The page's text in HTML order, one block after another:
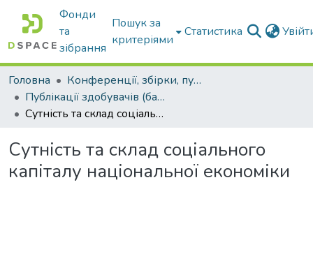
Фонди
та
зібрання
Пошук за
критеріями
Статистика
Головна
Конференції, збірки, публікації молодих вчених і здобувачів : магістрів, бакалаврів, аспірантів.
Публікації здобувачів (бакалаврів. магістрів, аспірантів)
Сутність та склад соціального капіталу національної економіки
Сутність та склад соціального
капіталу національної економіки